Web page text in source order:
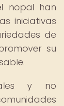
nopal han
iniciativas
de
su
y no